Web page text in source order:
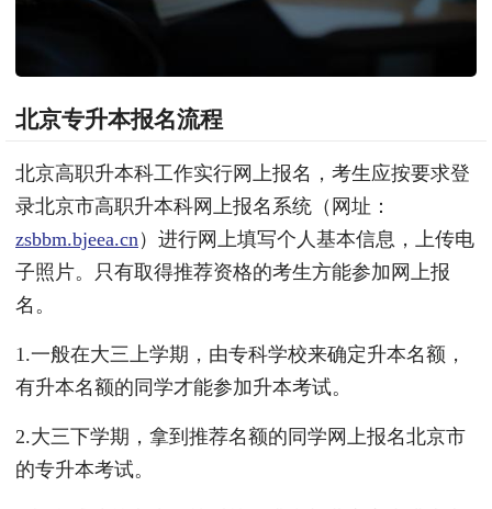
北京专升本报名流程
北京高职升本科工作实行网上报名，考生应按要求登
录北京市高职升本科网上报名系统（网址：
zsbbm.bjeea.cn ）进行网上填写个人基本信息，上传电
子照片。只有取得推荐资格的考生方能参加网上报
名。
1.一般在大三上学期，由专科学校来确定升本名额，
有升本名额的同学才能参加升本考试。
2.大三下学期，拿到推荐名额的同学网上报名北京市
的专升本考试。